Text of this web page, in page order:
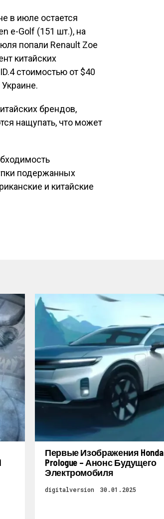
в июле остается
е-Golf (151 шт.), на
попали Renault Zoe
китайских
стоимостью от $40
брендов,
нащупать, что может
подержанных
и китайские
Первые Изображения Honda
Prologue – Анонс Будущего
Электромобиля
digitalversion 30.01.2025